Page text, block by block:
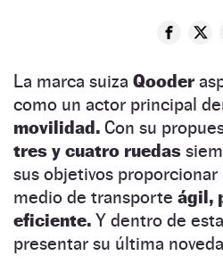
La marca suiza Qooder
como un actor principal
movilidad. Con su
tres y cuatro ruedas
sus objetivos proporcionar
medio de transporte ágil,
eficiente. Y dentro de
presentar su última